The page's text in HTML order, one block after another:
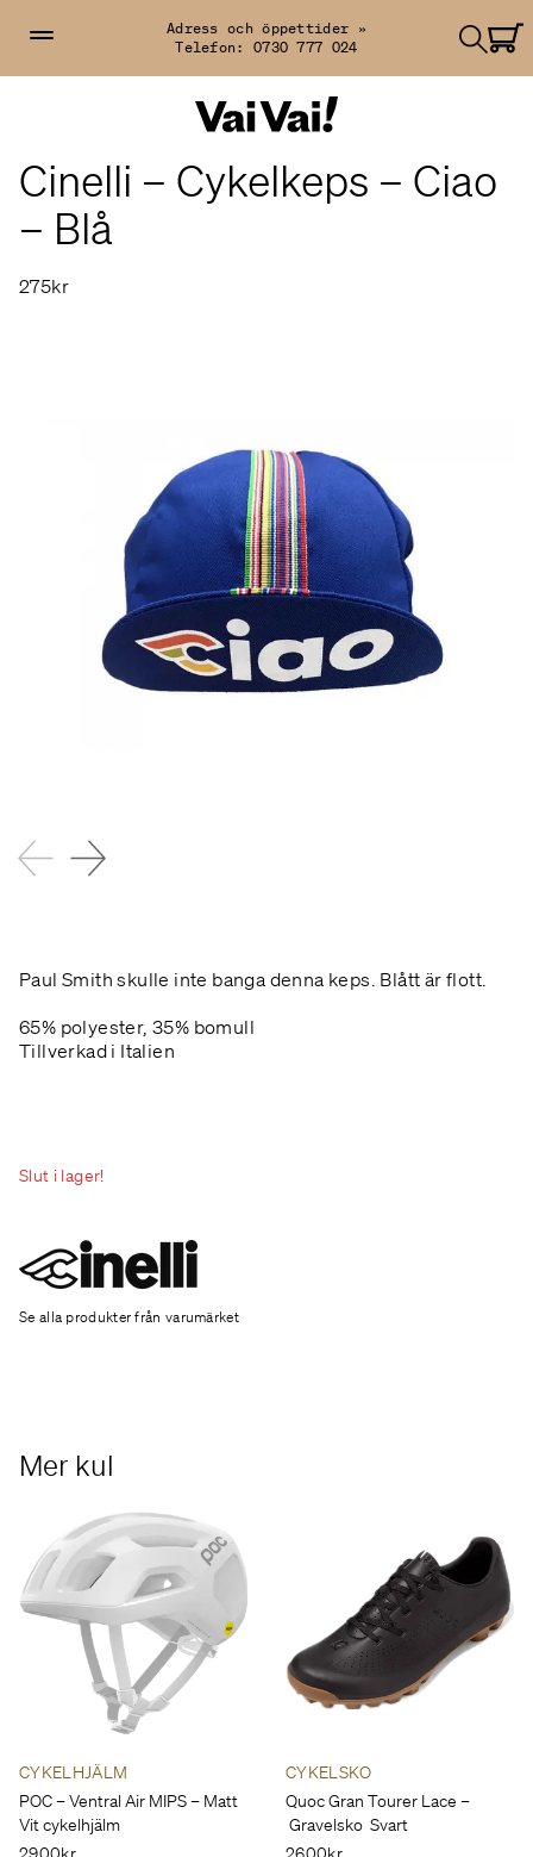
Adress och öppettider »
Telefon: 0730 777 024
Cinelli – Cykelkeps – Ciao
– Blå
275kr
Paul Smith skulle inte banga denna keps. Blått är flott.
65% polyester, 35% bomull
Tillverkad i Italien
Slut i lager!
Se alla produkter från varumärket
Mer kul
CYKELHJÄLM
POC – Ventral Air MIPS – Matt
Vit cykelhjälm
CYKELSKO
Quoc Gran Tourer Lace –
Gravelsko Svart